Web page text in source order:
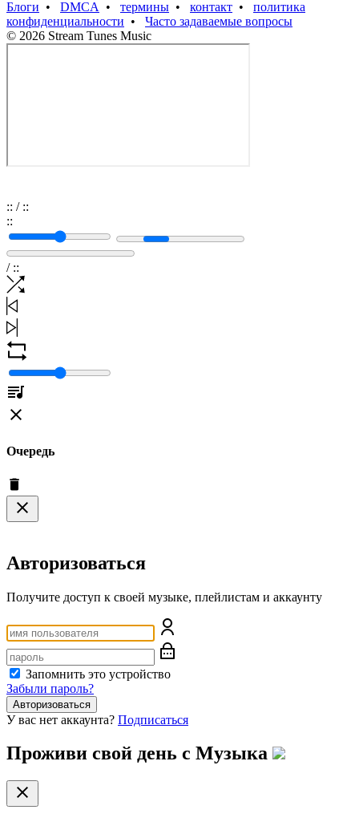
Блоги • DMCA • термины • контакт • политика
конфиденциальности • Часто задаваемые вопросы
© 2026 Stream Tunes Music
:: / ::
::
/ ::
Очередь
Авторизоваться
Получите доступ к своей музыке, плейлистам и аккаунту
Запомнить это устройство
Забыли пароль?
Авторизоваться
У вас нет аккаунта? Подписаться
Проживи свой день с Музыка